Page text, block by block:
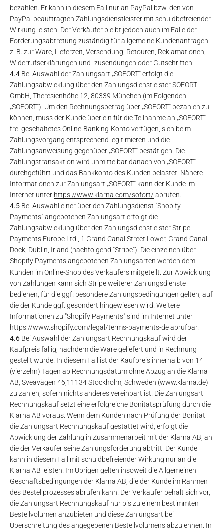
bezahlen. Er kann in diesem Fall nur an PayPal bzw. den von
PayPal beauftragten Zahlungsdienstleister mit schuldbefreiender
Wirkung leisten. Der Verkäufer bleibt jedoch auch im Falle der
Forderungsabtretung zuständig für allgemeine Kundenanfragen
z. B. zur Ware, Lieferzeit, Versendung, Retouren, Reklamationen,
Widerrufserklärungen und -zusendungen oder Gutschriften.
4.4 Bei Auswahl der Zahlungsart „SOFORT“ erfolgt die
Zahlungsabwicklung über den Zahlungsdienstleister SOFORT
GmbH, Theresienhöhe 12, 80339 München (im Folgenden
„SOFORT“). Um den Rechnungsbetrag über „SOFORT“ bezahlen zu
können, muss der Kunde über ein für die Teilnahme an „SOFORT“
frei geschaltetes Online-Banking-Konto verfügen, sich beim
Zahlungsvorgang entsprechend legitimieren und die
Zahlungsanweisung gegenüber „SOFORT“ bestätigen. Die
Zahlungstransaktion wird unmittelbar danach von „SOFORT“
durchgeführt und das Bankkonto des Kunden belastet. Nähere
Informationen zur Zahlungsart „SOFORT“ kann der Kunde im
Internet unter https://www.klarna.com/sofort/ abrufen.
4.5 Bei Auswahl einer über den Zahlungsdienst "Shopify
Payments" angebotenen Zahlungsart erfolgt die
Zahlungsabwicklung über den Zahlungsdienstleister Stripe
Payments Europe Ltd., 1 Grand Canal Street Lower, Grand Canal
Dock, Dublin, Irland (nachfolgend "Stripe"). Die einzelnen über
Shopify Payments angebotenen Zahlungsarten werden dem
Kunden im Online-Shop des Verkäufers mitgeteilt. Zur Abwicklung
von Zahlungen kann sich Stripe weiterer Zahlungsdienste
bedienen, für die ggf. besondere Zahlungsbedingungen gelten, auf
die der Kunde ggf. gesondert hingewiesen wird. Weitere
Informationen zu "Shopify Payments" sind im Internet unter
https://www.shopify.com/legal /terms-payments-deabrufbar.
4.6 Bei Auswahl der Zahlungsart Rechnungskauf wird der
Kaufpreis fällig, nachdem die Ware geliefert und in Rechnung
gestellt wurde. In diesem Fall ist der Kaufpreis innerhalb von 14
(vierzehn) Tagen ab Rechnungsdatum ohne Abzug an die Klarna
AB, Sveavägen 46,11134 Stockholm, Schweden (www.klarna.de)
zu zahlen, sofern nichts anderes vereinbart ist. Die Zahlungsart
Rechnungskauf setzt eine erfolgreiche Bonitätsprüfung durch die
Klarna AB voraus. Wenn dem Kunden nach Prüfung der Bonität
die Zahlungsart Rechnungskauf gestattet wird, erfolgt die
Abwicklung der Zahlung in Zusammenarbeit mit der Klarna AB, an
die der Verkäufer seine Zahlungsforderung abtritt. Der Kunde
kann in diesem Fall mit schuldbefreiender Wirkung nur an die
Klarna AB leisten. Im Übrigen gelten insoweit die Allgemeinen
Geschäftsbedingungen der Klarna AB, die der Kunde im Rahmen
des Bestellprozesses abrufen kann. Der Verkäufer behält sich vor,
die Zahlungsart Rechnungskauf nur bis zu einem bestimmten
Bestellvolumen anzubieten und diese Zahlungsart bei
Überschreitung des angegebenen Bestellvolumens abzulehnen. In